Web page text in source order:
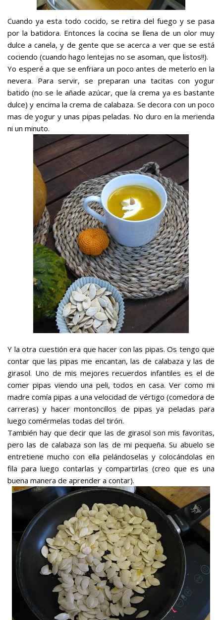
Cuando ya esta todo cocido, se retira del fuego y se pasa
por la batidora. Entonces la cocina se llena de un olor muy
dulce a canela, y de gente que se acerca a ver que se está
cociendo (cuando hago lentejas no se asoman, que listos!!).
Yo esperé a que se enfriara un poco antes de meterlo en la
nevera. Para servir, se preparan una tacitas con yogur
batido (no se le añade azúcar, que la crema ya es bastante
dulce) y encima la crema de calabaza. Se decora con un poco
mas de yogur y unas pipas peladas. No duro en la merienda
ni un minuto.
Y la otra cuestión era que hacer con las pipas. Os tengo que
contar que las pipas me encantan, las de calabaza y las de
girasol. Uno de mis mejores recuerdos infantiles es el de
comer pipas viendo una peli, todos en casa. Ver como mi
madre comía pipas a una velocidad de vértigo (comedora de
carreras) y hacer montoncillos de pipas ya peladas para
luego comérmelas todas del tirón.
También hay que decir que las de girasol son mis favoritas,
pero las de calabaza son las de mi pequeña. Su abuelo se
entretiene mucho con ella pelándoselas y colocándolas en
fila para luego contarlas y compartirlas (creo que es una
buena manera de aprender a contar).